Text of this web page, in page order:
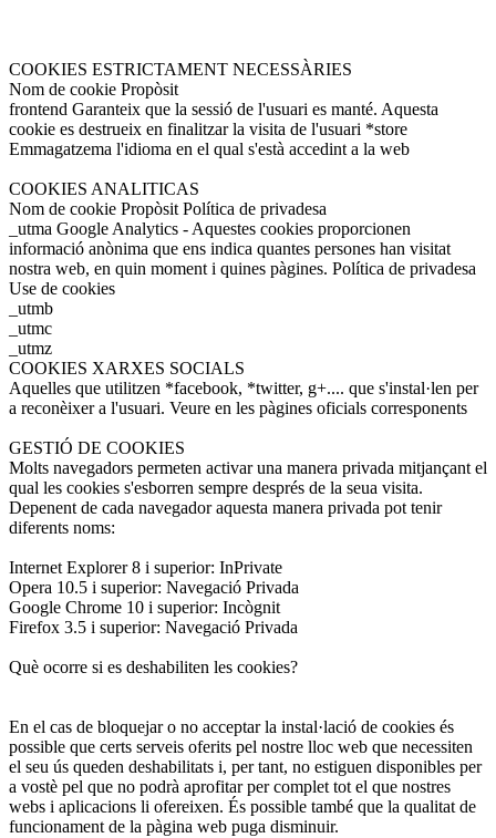
COOKIES ESTRICTAMENT NECESSÀRIES
Nom de cookie Propòsit
frontend Garanteix que la sessió de l'usuari es manté. Aquesta
cookie es destrueix en finalitzar la visita de l'usuari *store
Emmagatzema l'idioma en el qual s'està accedint a la web
COOKIES ANALITICAS
Nom de cookie Propòsit Política de privadesa
_utma Google Analytics - Aquestes cookies proporcionen
informació anònima que ens indica quantes persones han visitat
nostra web, en quin moment i quines pàgines. Política de privadesa
Use de cookies
_utmb
_utmc
_utmz
COOKIES XARXES SOCIALS
Aquelles que utilitzen *facebook, *twitter, g+.... que s'instal·len per
a reconèixer a l'usuari. Veure en les pàgines oficials corresponents
GESTIÓ DE COOKIES
Molts navegadors permeten activar una manera privada mitjançant el
qual les cookies s'esborren sempre després de la seua visita.
Depenent de cada navegador aquesta manera privada pot tenir
diferents noms:
Internet Explorer 8 i superior: InPrivate
Opera 10.5 i superior: Navegació Privada
Google Chrome 10 i superior: Incògnit
Firefox 3.5 i superior: Navegació Privada
Què ocorre si es deshabiliten les cookies?
En el cas de bloquejar o no acceptar la instal·lació de cookies és
possible que certs serveis oferits pel nostre lloc web que necessiten
el seu ús queden deshabilitats i, per tant, no estiguen disponibles per
a vostè pel que no podrà aprofitar per complet tot el que nostres
webs i aplicacions li ofereixen. És possible també que la qualitat de
funcionament de la pàgina web puga disminuir.